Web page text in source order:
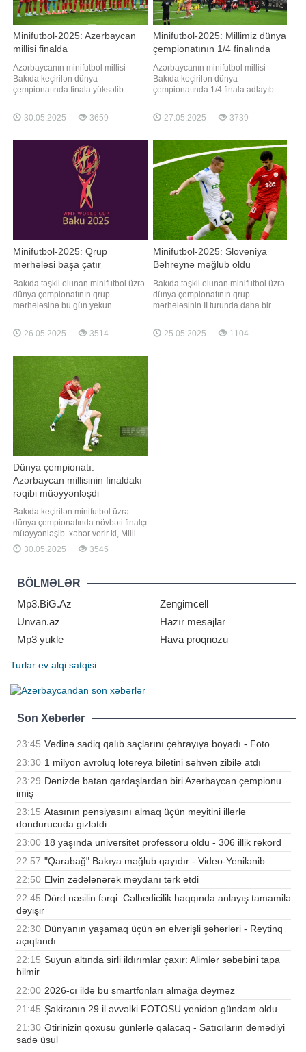
Minifutbol-2025: Azərbaycan
millisi finalda
Azərbaycanın minifutbol millisi
Bakıda keçirilən dünya
çempionatında finala yüksəlib.
rəhbərlik etdiyi kollektiv
yarımfinalda Monteneqro ilə üz-üzə
hesablı qələbəsi ilə başa çatıb.
Millinin heyətində Ağaseyid
Qasımov (23) və Ramiz Çovdaro
30.05.2025 3659
Minifutbol-2025: Millimiz dünya
çempionatının 1/4 finalında
Azərbaycanın minifutbol millisi
Bakıda keçirilən dünya
çempionatında 1/4 finala adlayıb.
rəhbərlik etdiyi yığma 1/8 finalda
son dünya çempionu Rumıniya ilə
vaxtı 1:1 hesabı ilə yekunlaşıb.
Qalibi müəyyənləşdirmək üçün
penalti zərbələrin
27.05.2025 3739
Minifutbol-2025: Qrup
mərhələsi başa çatır
Bakıda təşkil olunan minifutbol üzrə
dünya çempionatının qrup
mərhələsinə bu gün yekun
Milli Gimnastika Arenasında daha 8
qarşılaşma baş tutacaq. Dünya
26 may. E qrupu. 12:45. Kosta Rika
- Tayland. 22:00. İndoneziya -
Monteneqro.
26.05.2025 3514
Minifutbol-2025: Sloveniya
Bəhreynə məğlub oldu
Bakıda təşkil olunan minifutbol üzrə
dünya çempionatının qrup
mərhələsinin II turunda daha bir
A qrupunda Sloveniya millisi
Bəhreynə məğlub olub. Milli
25.05.2025 1104
Dünya çempionatı:
Azərbaycan millisinin finaldakı
rəqibi müəyyənləşdi
Bakıda keçirilən minifutbol üzrə
dünya çempionatında növbəti finalçı
müəyyənləşib. xəbər verir ki, Milli
Gimnastika Arenasında keçirilən
mundialın ikinci yarımfinal
Serbiya seçmələri üz-üzə gəliblər.
Matçın əsas vaxtında hesab
açılmayıb. Qalibi müəyyənləşdirmək
üçün penalt
30.05.2025 3545
BÖLMƏLƏR
Mp3.BiG.Az
Zengimcell
Unvan.az
Hazır mesajlar
Mp3 yukle
Hava proqnozu
Turlar ev alqi satqisi
Son Xəbərlər
23:45 Vədinə sadiq qalıb saçlarını çəhrayıya boyadı - Foto
23:30 1 milyon avroluq lotereya biletini səhvən zibilə atdı
23:29 Dənizdə batan qardaşlardan biri Azərbaycan çempionu
imiş
23:15 Atasının pensiyasını almaq üçün meyitini illərlə
dondurucuda gizlətdi
23:00 18 yaşında universitet professoru oldu - 306 illik rekord
22:57 "Qarabağ" Bakıya məğlub qayıdır - Video-Yenilənib
22:50 Elvin zədələnərək meydanı tərk etdi
22:45 Dörd nəsilin fərqi: Cəlbedicilik haqqında anlayış tamamilə
dəyişir
22:30 Dünyanın yaşamaq üçün ən əlverişli şəhərləri - Reytinq
açıqlandı
22:15 Suyun altında sirli ildırımlar çaxır: Alimlər səbəbini tapa
bilmir
22:00 2026-cı ildə bu smartfonları almağa dəyməz
21:45 Şakiranın 29 il əvvəlki FOTOSU yenidən gündəm oldu
21:30 Ətirinizin qoxusu günlərlə qalacaq - Satıcıların demədiyi
sadə üsul